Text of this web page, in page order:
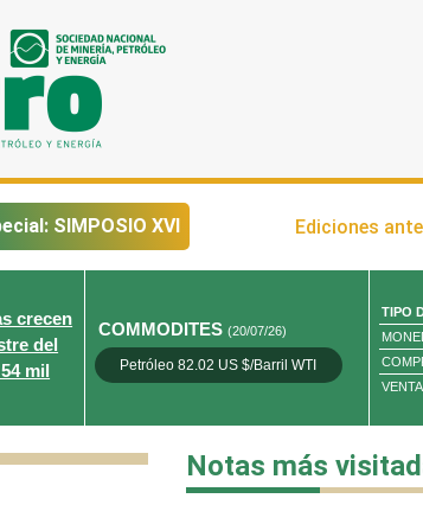
SIMPOSIO XVI Ediciones
crecen
del
mil
COMMODITES(20/07/26)
Petróleo 82.02 US $/Barril WTI Oro
TIPO
VENTA
Notas más